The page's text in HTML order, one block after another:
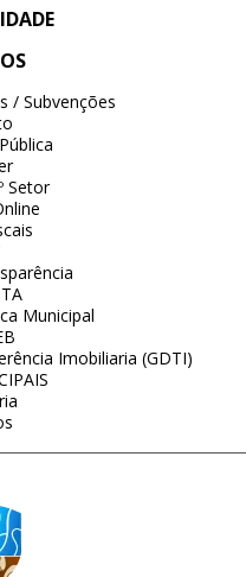
/ Subvenções
Setor
Municipal
Imobiliaria (GDTI)